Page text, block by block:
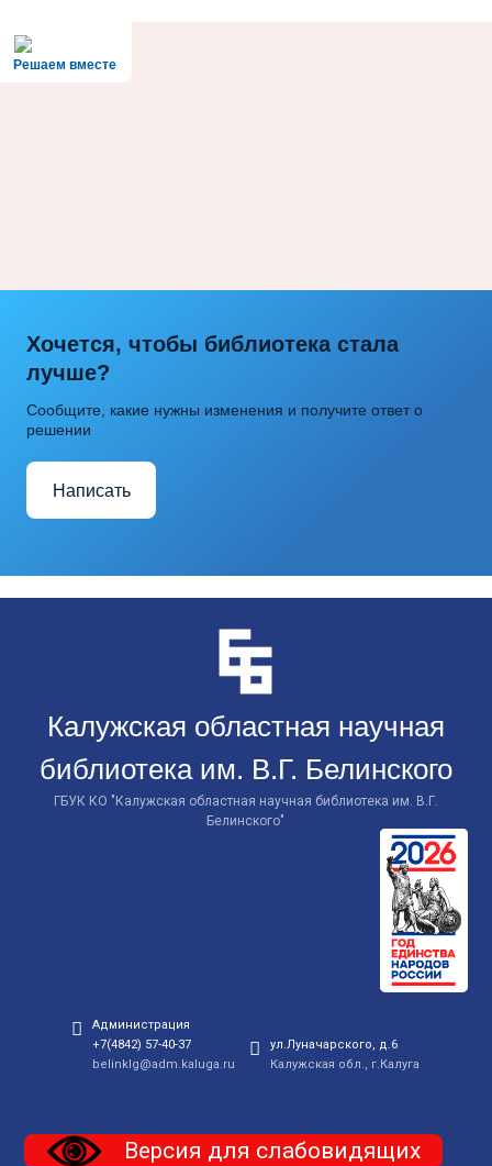
Решаем вместе
Хочется, чтобы библиотека стала
лучше?
Сообщите, какие нужны изменения и получите ответ о
решении
Написать
Калужская областная научная
библиотека им. В.Г. Белинского
ГБУК КО "Калужская областная научная библиотека им. В.Г.
Белинского"
Администрация
+7(4842) 57-40-37
belinklg@adm.kaluga.ru
ул.Луначарского, д.6
Калужская обл., г.Калуга
Версия для слабовидящих